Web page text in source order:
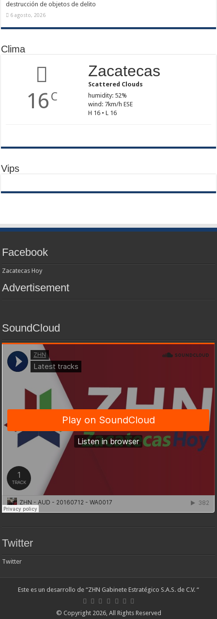
destrucción de objetos de delito
6 agosto, 2026
Clima
16 C
Zacatecas
Scattered Clouds
humidity: 52%
wind: 7km/h ESE
H 16 • L 16
Vips
Facebook
Zacatecas Hoy
Advertisement
SoundCloud
Twitter
Twitter
Este es un desarrollo de “ZHN Gabinete Estratégico S.A.S. de C.V. “
© Copyright 2026, All Rights Reserved